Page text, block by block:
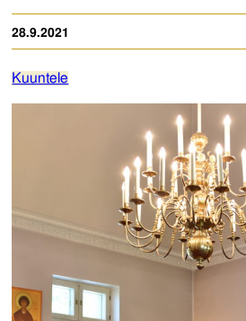
Tule mukaan
Hautausmaa
Yhteystiedot
28.9.2021
Kuuntele